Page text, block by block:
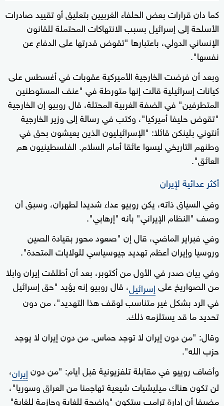
كما دان قرارات بعض الحلفاء الغربيين بتعليق أو تقييد صادرات
الأسلحة إلى إسرائيل بسبب الانتهاكات المحتملة للقانون
الإنساني الدولي، باعتبارها "تقوض قدرتها على الدفاع عن
نفسها".
وبعد أن فرضت الخارجية الأميركية عقوبات في أغسطس على
كيانات إسرائيلية قالت إنها متورطة في "عنف المستوطنين
المتطرفين" في الضفة الغربية المحتلة، قال روبيو إن الخارجية
"تقوض حليفا أميركيا"، وكتب في رسالة إلى وزير الخارجية
أنتوني بلينكن قائلا: "الإسرائيليون الذين يعيشون بحق في
وطنهم التاريخي ليسوا عائقا أمام السلام. الفلسطينيون هم
العائق".
أكثر عدائية لإيران
وفي السياق ذاته، يكن روبيو عداء شديدا لطهران، وسبق أن
وصف "النظام الإيراني" بأنه "إرهابي".
وفي فبراير الماضي، قال إن "صعود محور بقيادة الصين
وروسيا وإيران أعظم تهديد جيوسياسي للولايات المتحدة".
وفي بيان صدر في الأول من أكتوبر، بعد أن أطلقت إيران وابلا
من الصواريخ علىإسرائيل، قال روبيو إنه يؤيد "حق إسرائيل
في الرد بشكل غير متناسب لوقف هذا التهديد"، من دون
تحديد ما قد يستلزمه ذلك.
وقال: "من دون إيران لا توجد حماس. من دون إيران لا يوجد
حزب الله".
وأضاف روييو في مقابلة تلفزيونية قبل أيام: "من دونإيران،
لن تكون هناك ميليشيات شيعية تهاجمنا من العراق وسوريا"،
مضيفا أن إدارة ترامب ستكون "واضحة للغاية وحازمة للغاية"